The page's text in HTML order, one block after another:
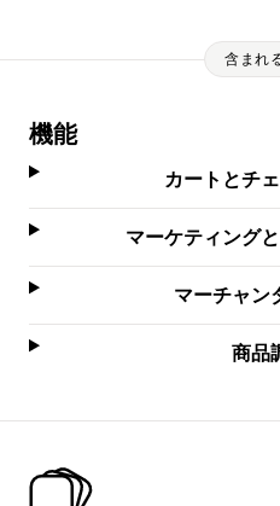
含まれ
機能
カートとチ
マーケティング
マーチャン
商品